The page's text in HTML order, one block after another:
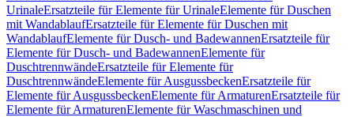
UrinaleErsatzteile für Elemente für UrinaleElemente für Duschen
mit WandablaufErsatzteile für Elemente für Duschen mit
WandablaufElemente für Dusch- und BadewannenErsatzteile für
Elemente für Dusch- und BadewannenElemente für
DuschtrennwändeErsatzteile für Elemente für
DuschtrennwändeElemente für AusgussbeckenErsatzteile für
Elemente für AusgussbeckenElemente für ArmaturenErsatzteile für
Elemente für ArmaturenElemente für Waschmaschinen und